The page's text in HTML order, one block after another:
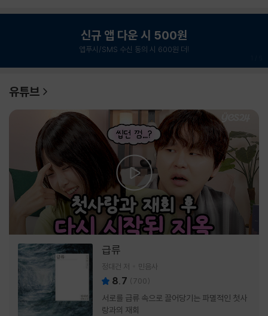
신규 앱 다운 시 500원
앱푸시/SMS 수신 동의 시 600원 더!
유튜브
급류
정대건 저 민음사
8.7 (700)
서로를 급류 속으로 끌어당기는 파멸적인 첫사
랑과의 재회